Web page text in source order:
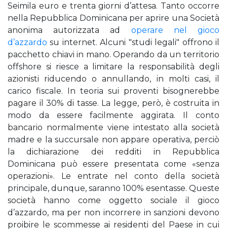
Seimila euro e trenta giorni d’attesa. Tanto occorre
nella Repubblica Dominicana per aprire una Società
anonima autorizzata ad operare nel gioco
d’azzardo su internet. Alcuni "studi legali" offrono il
pacchetto chiavi in mano. Operando da un territorio
offshore si riesce a limitare la responsabilità degli
azionisti riducendo o annullando, in molti casi, il
carico fiscale. In teoria sui proventi bisognerebbe
pagare il 30% di tasse. La legge, però, è costruita in
modo da essere facilmente aggirata. Il conto
bancario normalmente viene intestato alla società
madre e la succursale non appare operativa, perciò
la dichiarazione dei redditi in Repubblica
Dominicana può essere presentata come «senza
operazioni». Le entrate nel conto della società
principale, dunque, saranno 100% esentasse. Queste
società hanno come oggetto sociale il gioco
d’azzardo, ma per non incorrere in sanzioni devono
proibire le scommesse ai residenti del Paese in cui